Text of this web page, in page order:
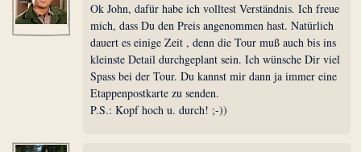
Ok John, dafür habe ich volltest Verständnis. Ich freue
mich, dass Du den Preis angenommen hast. Natürlich
dauert es einige Zeit , denn die Tour muß auch bis ins
kleinste Detail durchgeplant sein. Ich wünsche Dir viel
Spass bei der Tour. Du kannst mir dann ja immer eine
Etappenpostkarte zu senden.
P.S.: Kopf hoch u. durch! ;-))